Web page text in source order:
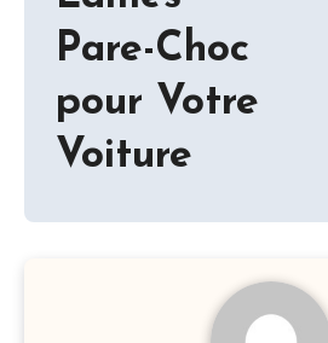
Pare-Choc
pour Votre
Voiture